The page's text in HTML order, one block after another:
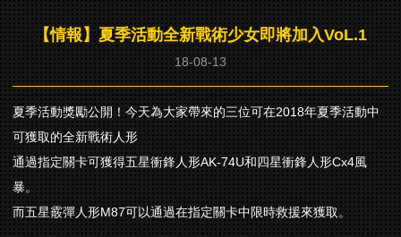
【情報】夏季活動全新戰術少女即將加入VoL.1
18-08-13
夏季活動獎勵公開！今天為大家帶來的三位可在2018年夏季活動中
可獲取的全新戰術人形
通過指定關卡可獲得五星衝鋒人形AK-74U和四星衝鋒人形Cx4風
暴。
而五星霰彈人形M87可以通過在指定關卡中限時救援來獲取。